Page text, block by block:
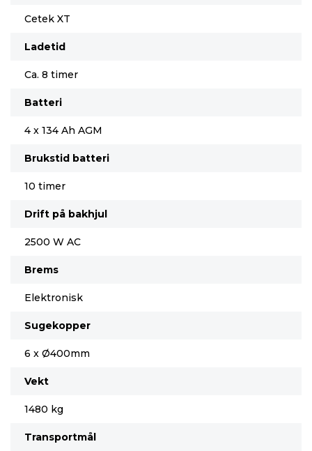
Cetek XT
Ladetid
Ca. 8 timer
Batteri
4 x 134 Ah AGM
Brukstid batteri
10 timer
Drift på bakhjul
2500 W AC
Brems
Elektronisk
Sugekopper
6 x Ø400mm
Vekt
1480 kg
Transportmål